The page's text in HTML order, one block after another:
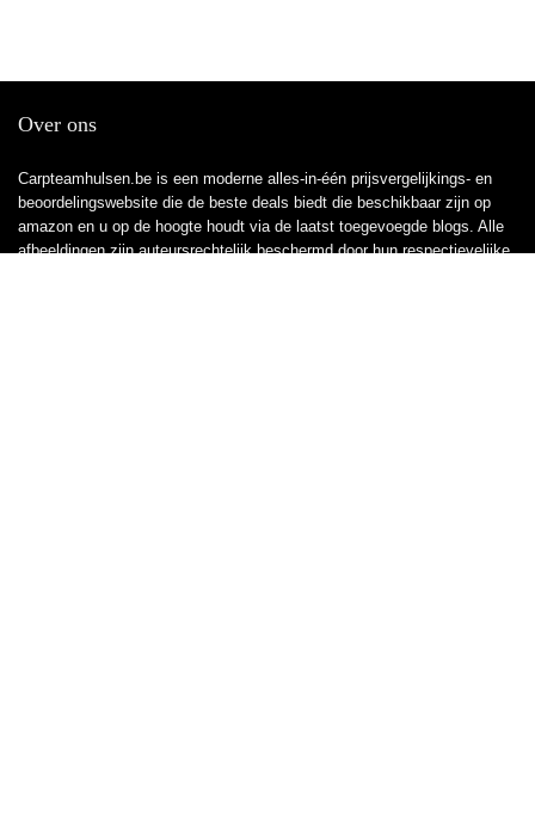
Over ons
Carpteamhulsen.be is een moderne alles-in-één prijsvergelijkings- en
beoordelingswebsite die de beste deals biedt die beschikbaar zijn op
amazon en u op de hoogte houdt via de laatst toegevoegde blogs. Alle
afbeeldingen zijn auteursrechtelijk beschermd door hun respectievelijke